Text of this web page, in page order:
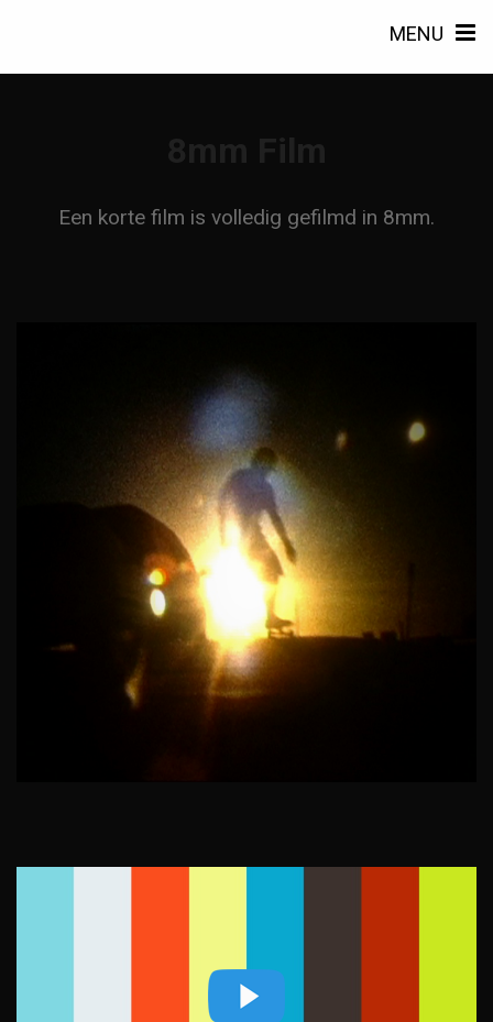
MENU
Een korte film is volledig gefilmd in 8mm.